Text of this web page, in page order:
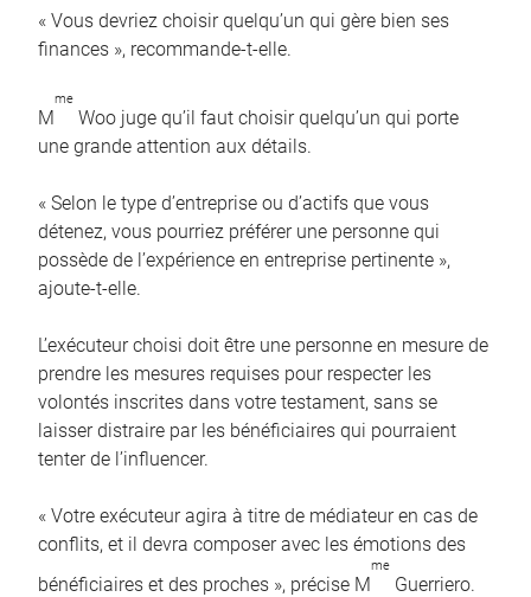
« Vous devriez choisir quelqu’un qui gère bien ses
finances », recommande-t-elle.
M
me
Woo juge qu’il faut choisir quelqu’un qui porte
une grande attention aux détails.
« Selon le type d’entreprise ou d’actifs que vous
détenez, vous pourriez préférer une personne qui
possède de l’expérience en entreprise pertinente »,
ajoute-t-elle.
L’exécuteur choisi doit être une personne en mesure de
prendre les mesures requises pour respecter les
volontés inscrites dans votre testament, sans se
laisser distraire par les bénéficiaires qui pourraient
tenter de l’influencer.
« Votre exécuteur agira à titre de médiateur en cas de
conflits, et il devra composer avec les émotions des
bénéficiaires et des proches », précise M
me
Guerriero.